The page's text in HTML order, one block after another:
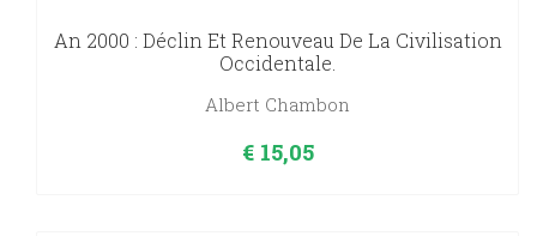
An 2000 : Déclin Et Renouveau De La Civilisation
Occidentale.
Albert Chambon
€15,05